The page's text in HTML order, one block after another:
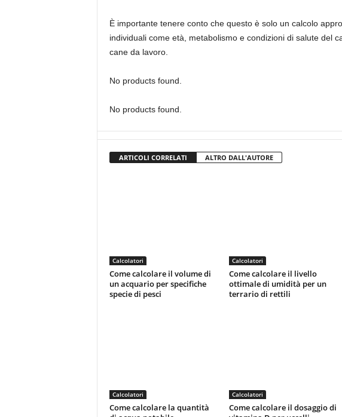
È importante tenere conto che questo è solo un calcolo
individuali come età, metabolismo e condizioni di salute del
cane da lavoro.
No products found.
No products found.
ARTICOLI CORRELATI ALTRO DALL'AUTORE
Calcolatori
Come calcolare il volume di
un acquario per specifiche
specie di pesci
Calcolatori
Come calcolare il livello
ottimale di umidità per un
terrario di rettili
Calcolatori
Come calcolare la quantità
Calcolatori
Come calcolare il dosaggio di